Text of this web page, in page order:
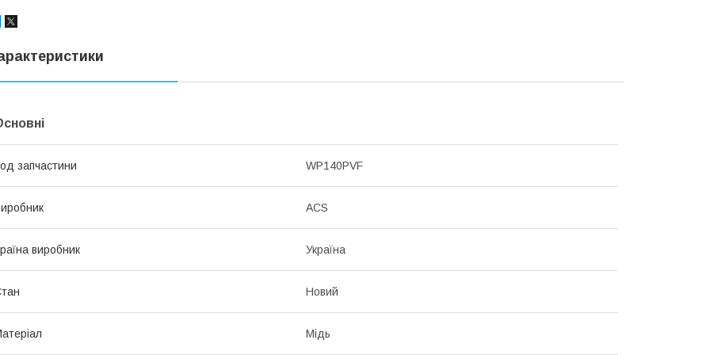
запчастини WP140PVF
ACS
виробник Україна
Новий
Мідь